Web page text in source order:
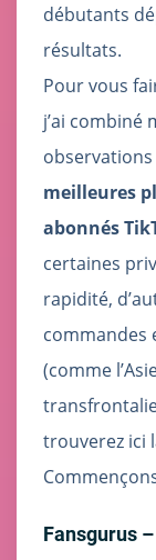
débutants
résultats.
Pour vous
j’ai combiné
meilleures
abonnés
certaines
rapidité,
commandes
(comme
trouverez ici
Fansgurus